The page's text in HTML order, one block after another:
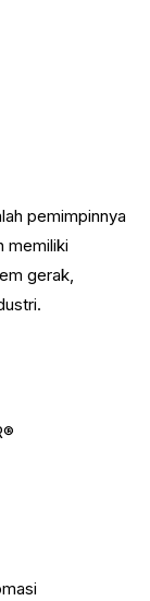
pemimpinnya
memiliki
gerak,